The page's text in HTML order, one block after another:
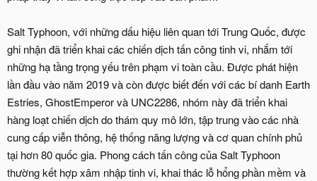
Salt Typhoon, với những dấu hiệu liên quan tới Trung Quốc, được
ghi nhận đã triển khai các chiến dịch tấn công tinh vi, nhắm tới
những hạ tầng trọng yếu trên phạm vi toàn cầu. Được phát hiện
lần đầu vào năm 2019 và còn được biết đến với các bí danh Earth
Estries, GhostEmperor và UNC2286, nhóm này đã triển khai
hàng loạt chiến dịch do thám quy mô lớn, tập trung vào các nhà
cung cấp viễn thông, hệ thống năng lượng và cơ quan chính phủ
tại hơn 80 quốc gia. Phong cách tấn công của Salt Typhoon
thường kết hợp xâm nhập tinh vi, khai thác lỗ hổng phần mềm và